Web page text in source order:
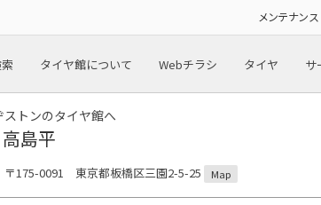
メンテナン
タイヤ館について Webチラシ タイヤ サ
トンのタイヤ館へ
島平
〒175-0091 東京都板橋区三園2-5-25 Map